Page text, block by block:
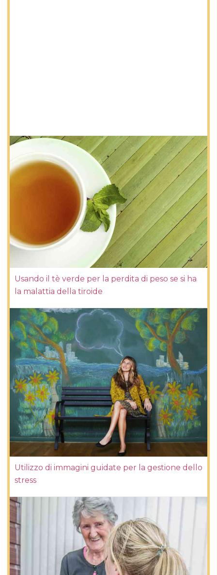
Usando il tè verde per la perdita di peso se si ha
la malattia della tiroide
Utilizzo di immagini guidate per la gestione dello
stress